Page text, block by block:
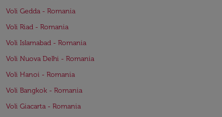
Voli Gedda - Romania
Voli Riad - Romania
Voli Islamabad - Romania
Voli Nuova Delhi - Romania
Voli Hanoi - Romania
Voli Bangkok - Romania
Voli Giacarta - Romania